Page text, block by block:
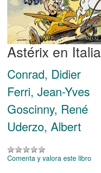
Astérix en Italia
Conrad, Didier
Ferri, Jean-Yves
Goscinny, René
Uderzo, Albert
Comenta y valora este libro